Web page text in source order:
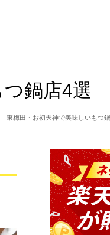
鍋店4選
東梅田・お初天神で美味しいもつ